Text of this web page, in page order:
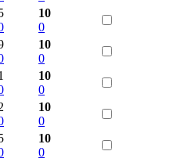
10
0
10
0
10
0
10
0
10
0